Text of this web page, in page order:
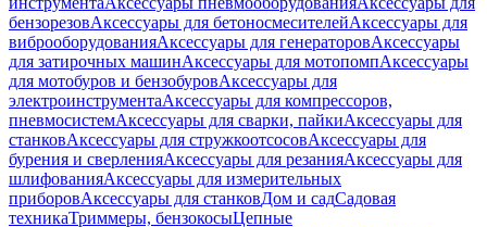
бензорезовАксессуары для бетоносмесителейАксессуары для
виброоборудованияАксессуары для генераторовАксессуары
для затирочных машинАксессуары для мотопомпАксессуары
для мотобуров и бензобуровАксессуары для
электроинструментаАксессуары для компрессоров,
пневмосистемАксессуары для сварки, пайкиАксессуары для
станковАксессуары для стружкоотсосовАксессуары для
бурения и сверленияАксессуары для резанияАксессуары для
шлифованияАксессуары для измерительных
приборовАксессуары для станковДом и садСадовая
техникаТриммеры, бензокосыЦепные